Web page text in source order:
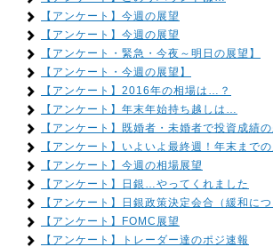
【アンケート】今週の展望
【アンケート】今週の展望
【アンケート・緊急・今夜～明日の展望】
【アンケート・今週の展望】
【アンケート】2016年の相場は…？
【アンケート】年末年始持ち越しは…
【アンケート】既婚者・未婚者で投資成績
【アンケート】いよいよ最終週！年末まで
【アンケート】今週の相場展望
【アンケート】日銀…やってくれました
【アンケート】日銀政策決定会合（緩和につ
【アンケート】FOMC展望
【アンケート】トレーダー達のポジ速報